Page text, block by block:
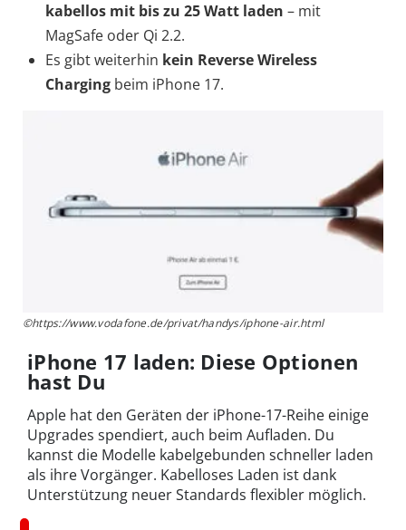
kabellos mit bis zu 25 Watt laden – mit
MagSafe oder Qi 2.2.
Es gibt weiterhin kein Reverse Wireless
Charging beim iPhone 17.
©https://www.vodafone.de/privat/handys/iphone-air.html
iPhone 17 laden: Diese Optionen
hast Du
Apple hat den Geräten der iPhone-17-Reihe einige
Upgrades spendiert, auch beim Aufladen. Du
kannst die Modelle kabelgebunden schneller laden
als ihre Vorgänger. Kabelloses Laden ist dank
Unterstützung neuer Standards flexibler möglich.